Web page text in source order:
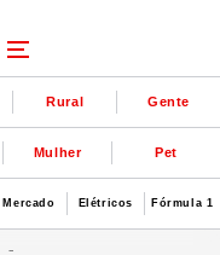
Rural Gente
Mulher Pet
Mercado Elétricos Fórmula 1